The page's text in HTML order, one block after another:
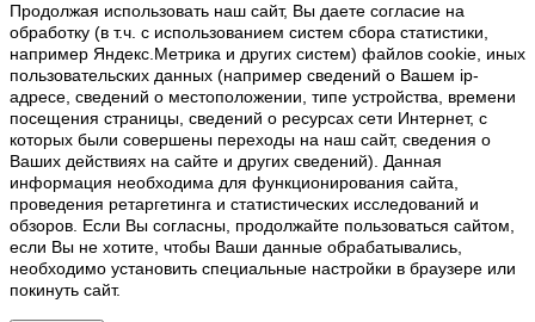
Продолжая использовать наш cайт, Вы даете согласие на
обработку (в т.ч. с использованием систем сбора статистики,
например Яндекс.Метрика и других систем) файлов cookie, иных
пользовательских данных (например сведений о Вашем ip-
адресе, сведений о местоположении, типе устройства, времени
посещения страницы, сведений о ресурсах сети Интернет, с
которых были совершены переходы на наш сайт, сведения о
Ваших действиях на сайте и других сведений). Данная
информация необходима для функционирования сайта,
проведения ретаргетинга и статистических исследований и
обзоров. Если Вы согласны, продолжайте пользоваться сайтом,
если Вы не хотите, чтобы Ваши данные обрабатывались,
необходимо установить специальные настройки в браузере или
покинуть сайт.